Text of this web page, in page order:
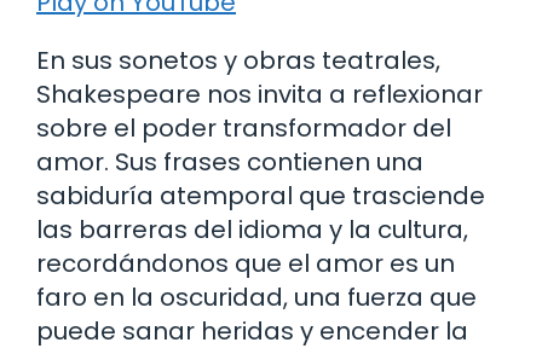
En sus sonetos y obras teatrales,
Shakespeare nos invita a reflexionar
sobre el poder transformador del
amor. Sus frases contienen una
sabiduría atemporal que trasciende
las barreras del idioma y la cultura,
recordándonos que el amor es un
faro en la oscuridad, una fuerza que
puede sanar heridas y encender la